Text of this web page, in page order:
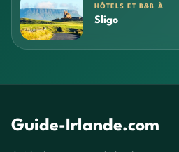
HÔTELS ET B&B À
Sligo
Guide-Irlande.com